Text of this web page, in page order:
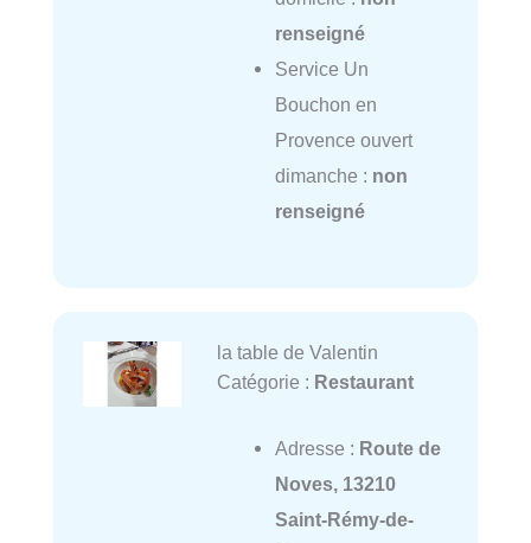
renseigné
Service Un
Bouchon en
Provence ouvert
dimanche : non
renseigné
la table de Valentin
Catégorie : Restaurant
Adresse : Route de
Noves, 13210
Saint-Rémy-de-